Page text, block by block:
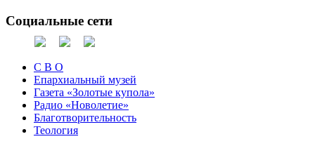
Социальные сети
С В О
Епархиальный музей
Газета «Золотые купола»
Радио «Новолетие»
Благотворительность
Теология